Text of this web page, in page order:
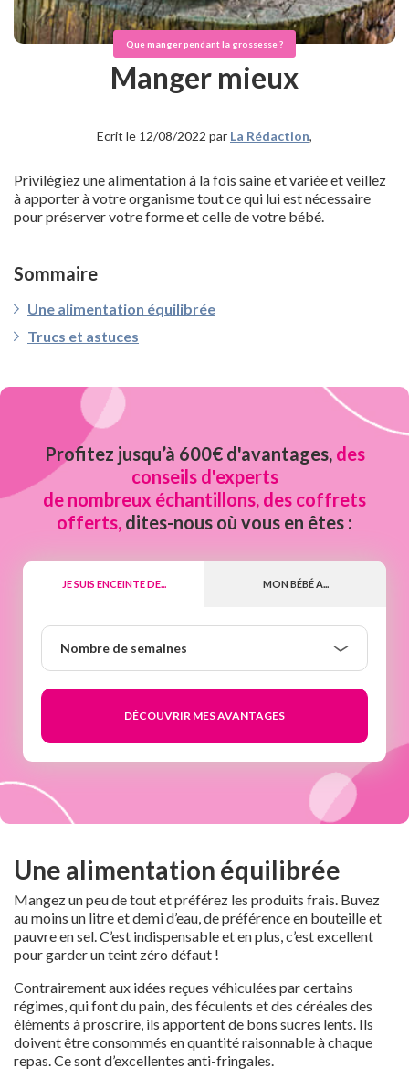
Que manger pendant la grossesse ?
Manger mieux
Ecrit le 12/08/2022 par La Rédaction,
Privilégiez une alimentation à la fois saine et variée et veillez
à apporter à votre organisme tout ce qui lui est nécessaire
pour préserver votre forme et celle de votre bébé.
Sommaire
Une alimentation équilibrée
Trucs et astuces
Profitez jusqu’à 600€ d'avantages, des
conseils d'experts
de nombreux échantillons, des coffrets
offerts, dites-nous où vous en êtes :
JE SUIS ENCEINTE DE... MON BÉBÉ A...
semaines
Nombre de semaines
Une alimentation équilibrée
Mangez un peu de tout et préférez les produits frais. Buvez
au moins un litre et demi d’eau, de préférence en bouteille et
pauvre en sel. C’est indispensable et en plus, c’est excellent
pour garder un teint zéro défaut !
Contrairement aux idées reçues véhiculées par certains
régimes, qui font du pain, des féculents et des céréales des
éléments à proscrire, ils apportent de bons sucres lents. Ils
doivent être consommés en quantité raisonnable à chaque
repas. Ce sont d’excellentes anti-fringales.